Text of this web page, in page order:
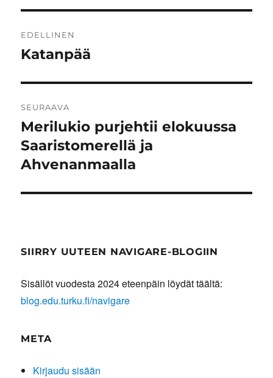
selaus
EDELLINEN
Edellinen
Katanpää
SEURAAVA
Seuraava
artikkeli:
Merilukio purjehtii elokuussa
Saaristomerellä ja
Ahvenanmaalla
SIIRRY UUTEEN NAVIGARE-BLOGIIN
Sisällöt vuodesta 2024 eteenpäin löydät täältä:
blog.edu.turku.fi/navigare
META
Kirjaudu sisään